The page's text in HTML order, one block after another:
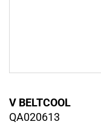
V BELTCOOL
QA020613